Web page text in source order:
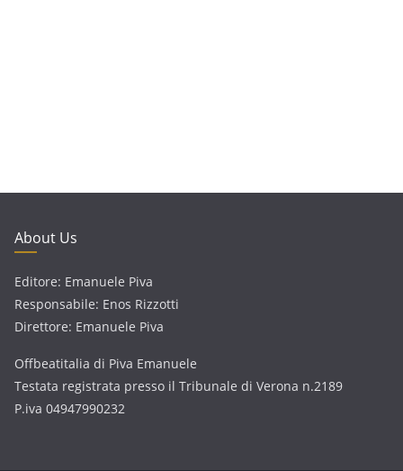
About Us
Editore: Emanuele Piva
Responsabile: Enos Rizzotti
Direttore: Emanuele Piva
Offbeatitalia di Piva Emanuele
Testata registrata presso il Tribunale di Verona n.2189
P.iva 04947990232